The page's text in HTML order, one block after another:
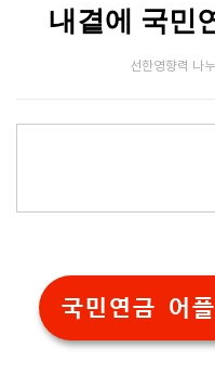
내곁에 국민
선한영향력 나누
국민연금 어